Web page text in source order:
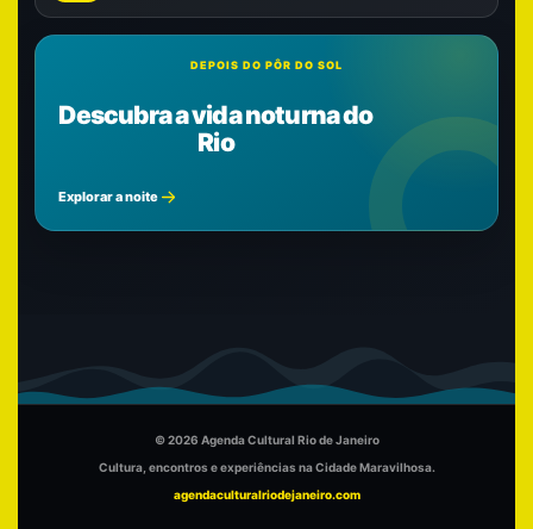
DEPOIS DO PÔR DO SOL
Descubra a vida noturna do
Rio
Explorar a noite
© 2026 Agenda Cultural Rio de Janeiro
Cultura, encontros e experiências na Cidade Maravilhosa.
agendaculturalriodejaneiro.com